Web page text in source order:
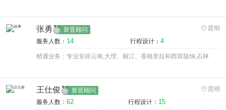
张勇 新晋顾问
昆明
服务人数： 14 行程设计： 4
精通业务：专业安排云南,大理、丽江、香格里拉和西双版纳,石林
王仕俊 新晋顾问
昆明
服务人数： 62 行程设计： 15